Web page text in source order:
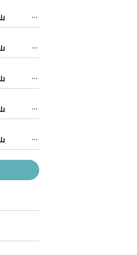
タイラバ 和歌山 遊漁船
タイラバ 和歌山 遊漁船
タイラバ 和歌山 遊漁船
タイラバ 和歌山 遊漁船
タイラバ 和歌山 遊漁船